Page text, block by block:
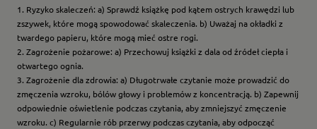
1. Ryzyko skaleczeń: a) Sprawdź książkę pod kątem ostrych krawędzi lub
zszywek, które mogą spowodować skaleczenia. b) Uważaj na okładki z
twardego papieru, które mogą mieć ostre rogi.
2. Zagrożenie pożarowe: a) Przechowuj książki z dala od źródeł ciepła i
otwartego ognia.
3. Zagrożenie dla zdrowia: a) Długotrwałe czytanie może prowadzić do
zmęczenia wzroku, bólów głowy i problemów z koncentracją. b) Zapewnij
odpowiednie oświetlenie podczas czytania, aby zmniejszyć zmęczenie
wzroku. c) Regularnie rób przerwy podczas czytania, aby odpocząć